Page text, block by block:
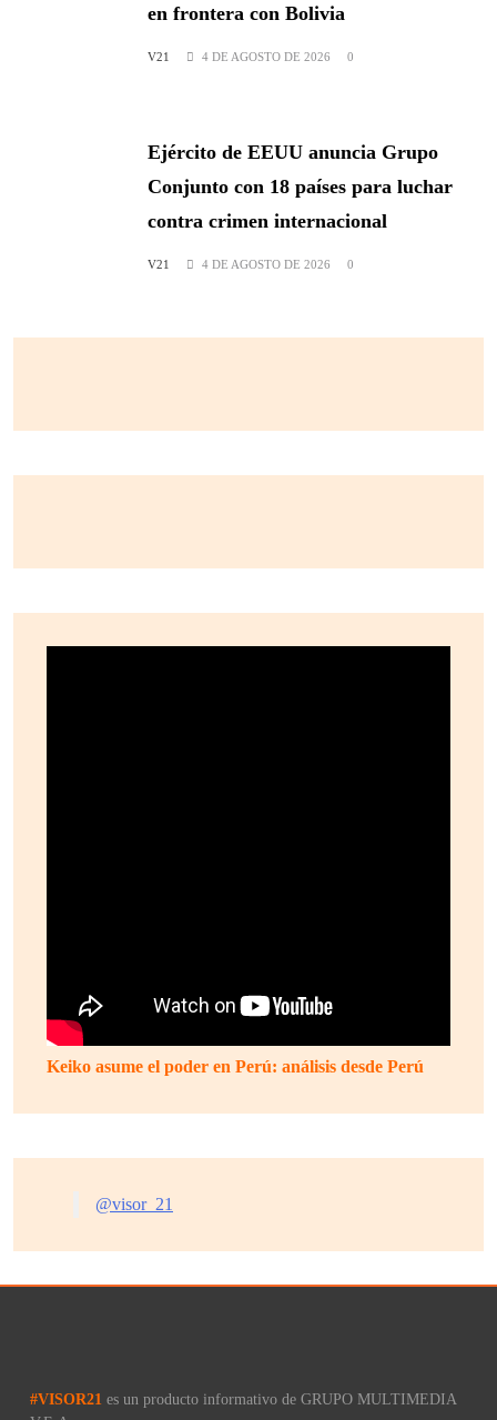
en frontera con Bolivia
V21 4 DE AGOSTO DE 2026 0
Ejército de EEUU anuncia Grupo
Conjunto con 18 países para luchar
contra crimen internacional
V21 4 DE AGOSTO DE 2026 0
Keiko asume el poder en Perú: análisis desde Perú
@visor_21
#VISOR21 es un producto informativo de GRUPO MULTIMEDIA